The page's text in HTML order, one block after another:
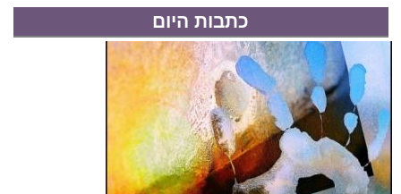
כתבות היום